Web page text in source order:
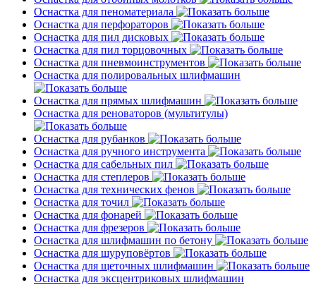
Оснастка для пеноматериала
Оснастка для перфораторов
Оснастка для пил дисковых
Оснастка для пил торцовочных
Оснастка для пневмоинструментов
Оснастка для полировальных шлифмашин
Оснастка для прямых шлифмашин
Оснастка для реноваторов (мультитулы)
Оснастка для рубанков
Оснастка для ручного инструмента
Оснастка для сабельных пил
Оснастка для степлеров
Оснастка для технических фенов
Оснастка для точил
Оснастка для фонарей
Оснастка для фрезеров
Оснастка для шлифмашин по бетону
Оснастка для шуруповёртов
Оснастка для щеточных шлифмашин
Оснастка для эксцентриковых шлифмашин